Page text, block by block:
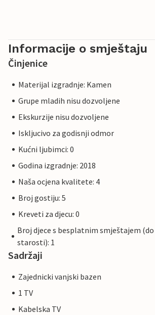
Informacije o smještaju
Činjenice
Materijal izgradnje: Kamen
Grupe mladih nisu dozvoljene
Ekskurzije nisu dozvoljene
Iskljucivo za godisnji odmor
Kućni ljubimci: 0
Godina izgradnje: 2018
Naša ocjena kvalitete: 4
Broj gostiju: 5
Kreveti za djecu: 0
Broj djece s besplatnim smještajem
starosti): 1
Sadržaji
Zajednicki vanjski bazen
1 TV
Kabelska TV